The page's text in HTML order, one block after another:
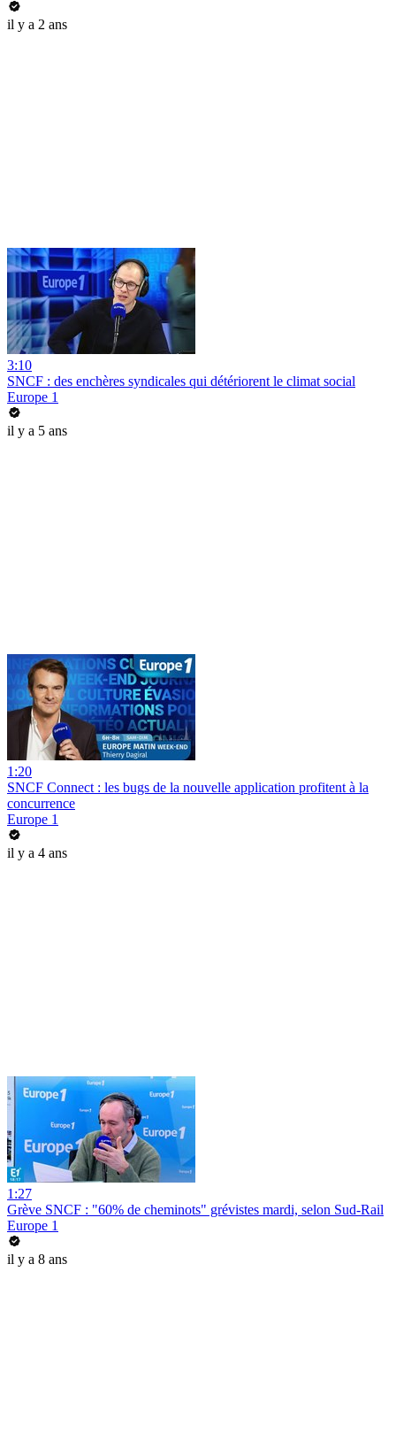
il y a 2 ans
3:10
SNCF : des enchères syndicales qui détériorent le climat social
Europe 1
il y a 5 ans
1:20
SNCF Connect : les bugs de la nouvelle application profitent à la
concurrence
Europe 1
il y a 4 ans
1:27
Grève SNCF : "60% de cheminots" grévistes mardi, selon Sud-Rail
Europe 1
il y a 8 ans